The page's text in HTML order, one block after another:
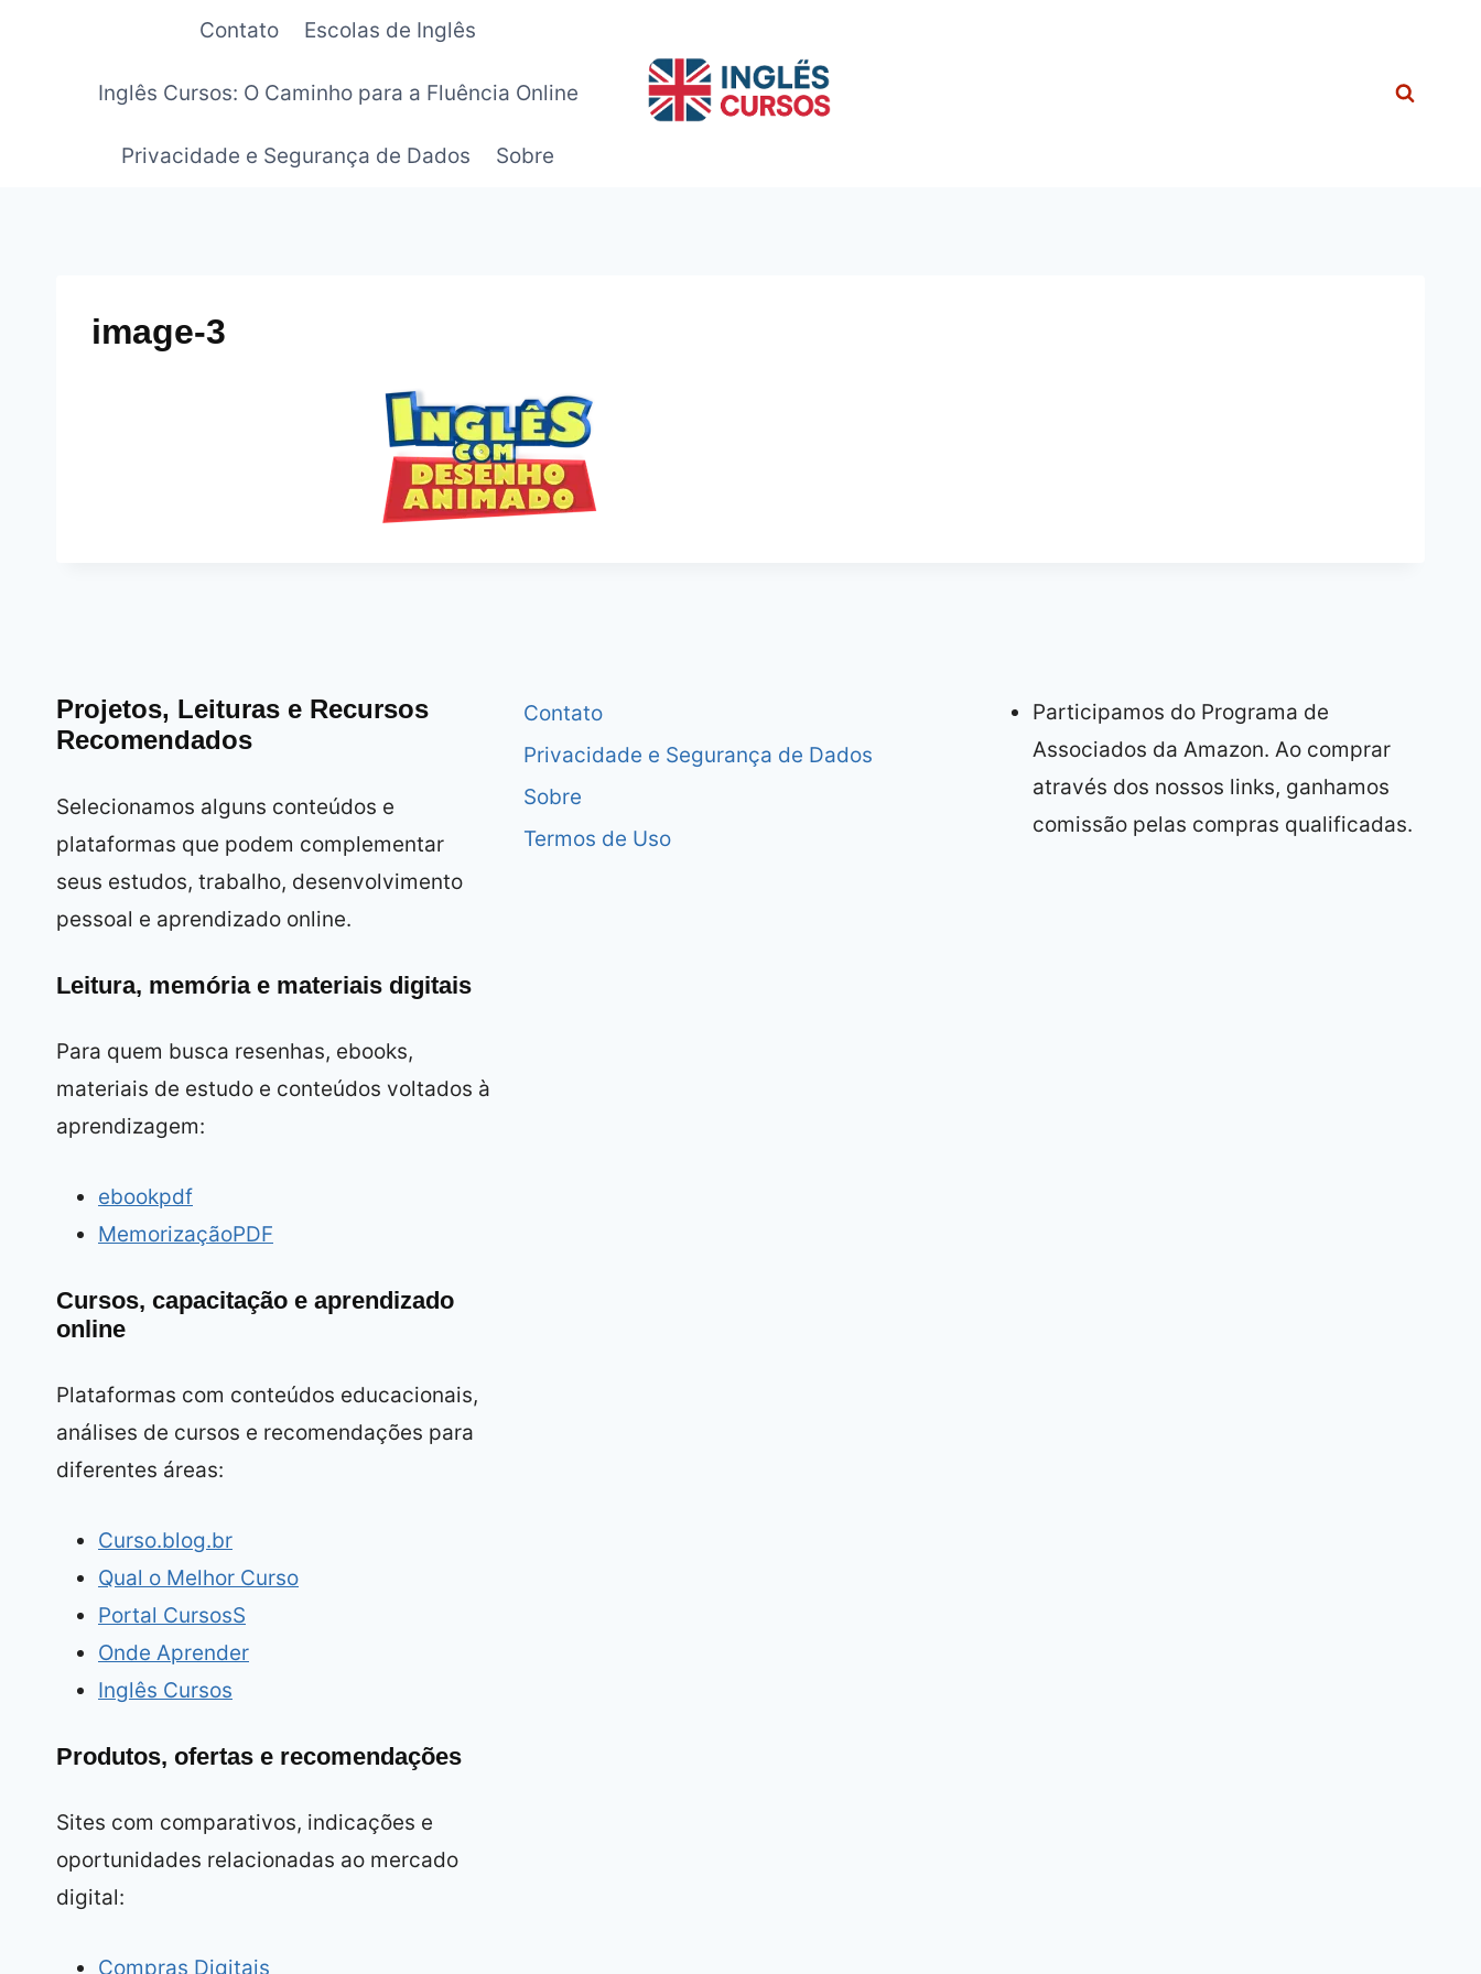
Contato Escolas de Inglês
Inglês Cursos: O Caminho para a Fluência Online
Privacidade e Segurança de Dados Sobre
image-3
Projetos, Leituras e Recursos
Recomendados
Selecionamos alguns conteúdos e
plataformas que podem complementar
seus estudos, trabalho, desenvolvimento
pessoal e aprendizado online.
Leitura, memória e materiais digitais
Para quem busca resenhas, ebooks,
materiais de estudo e conteúdos voltados à
aprendizagem:
ebookpdf
MemorizaçãoPDF
Cursos, capacitação e aprendizado
online
Plataformas com conteúdos educacionais,
análises de cursos e recomendações para
diferentes áreas:
Curso.blog.br
Qual o Melhor Curso
Portal CursosS
Onde Aprender
Inglês Cursos
Produtos, ofertas e recomendações
Sites com comparativos, indicações e
oportunidades relacionadas ao mercado
digital:
Compras Digitais
Contato
Privacidade e Segurança de Dados
Sobre
Termos de Uso
Participamos do Programa de
Associados da Amazon. Ao comprar
através dos nossos links, ganhamos
comissão pelas compras qualificadas.